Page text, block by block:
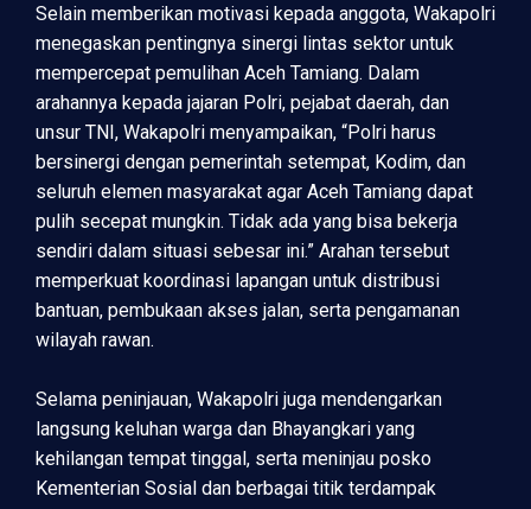
Selain memberikan motivasi kepada anggota, Wakapolri
menegaskan pentingnya sinergi lintas sektor untuk
mempercepat pemulihan Aceh Tamiang. Dalam
arahannya kepada jajaran Polri, pejabat daerah, dan
unsur TNI, Wakapolri menyampaikan, “Polri harus
bersinergi dengan pemerintah setempat, Kodim, dan
seluruh elemen masyarakat agar Aceh Tamiang dapat
pulih secepat mungkin. Tidak ada yang bisa bekerja
sendiri dalam situasi sebesar ini.” Arahan tersebut
memperkuat koordinasi lapangan untuk distribusi
bantuan, pembukaan akses jalan, serta pengamanan
wilayah rawan.
Selama peninjauan, Wakapolri juga mendengarkan
langsung keluhan warga dan Bhayangkari yang
kehilangan tempat tinggal, serta meninjau posko
Kementerian Sosial dan berbagai titik terdampak